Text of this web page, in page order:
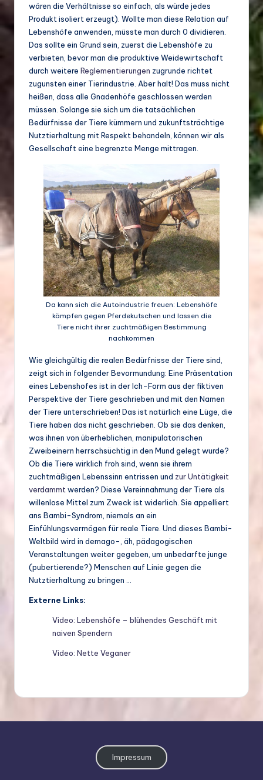
wären die Verhältnisse so einfach, als würde jedes
Produkt isoliert erzeugt). Wollte man diese Relation auf
Lebenshöfe anwenden, müsste man durch 0 dividieren.
Das sollte ein Grund sein, zuerst die Lebenshöfe zu
verbieten, bevor man die produktive Weidewirtschaft
durch weitere Reglementierungen zugrunde richtet
zugunsten einer Tierindustrie. Aber halt! Das muss nicht
heißen, dass alle Gnadenhöfe geschlossen werden
müssen. Solange sie sich um die tatsächlichen
Bedürfnisse der Tiere kümmern und zukunftsträchtige
Nutztierhaltung mit Respekt behandeln, können wir als
Gesellschaft eine begrenzte Menge mittragen.
Da kann sich die Autoindustrie freuen: Lebenshöfe
kämpfen gegen Pferdekutschen und lassen die
Tiere nicht ihrer zuchtmäßigen Bestimmung
nachkommen
Wie gleichgültig die realen Bedürfnisse der Tiere sind,
zeigt sich in folgender Bevormundung: Eine Präsentation
eines Lebenshofes ist in der Ich-Form aus der fiktiven
Perspektive der Tiere geschrieben und mit den Namen
der Tiere unterschrieben! Das ist natürlich eine Lüge, die
Tiere haben das nicht geschrieben. Ob sie das denken,
was ihnen von überheblichen, manipulatorischen
Zweibeinern herrschsüchtig in den Mund gelegt wurde?
Ob die Tiere wirklich froh sind, wenn sie ihrem
zuchtmäßigen Lebenssinn entrissen und zur Untätigkeit
verdammt werden? Diese Vereinnahmung der Tiere als
willenlose Mittel zum Zweck ist widerlich. Sie appelliert
ans Bambi-Syndrom, niemals an ein
Einfühlungsvermögen für reale Tiere. Und dieses Bambi-
Weltbild wird in demago-, äh, pädagogischen
Veranstaltungen weiter gegeben, um unbedarfte junge
(pubertierende?) Menschen auf Linie gegen die
Nutztierhaltung zu bringen …
Externe Links:
Video: Lebenshöfe – blühendes Geschäft mit
naiven Spendern
Video: Nette Veganer
Impressum